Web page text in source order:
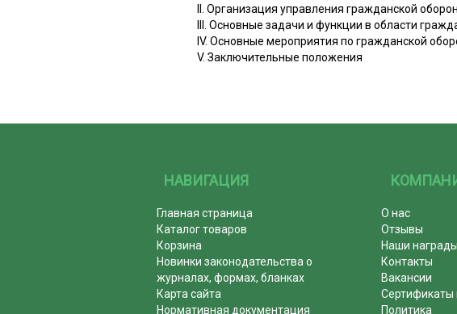
II. Организация управления гражданской
III. Основные задачи и функции в области
IV. Основные мероприятия по гражданской
V. Заключительные положения
НАВИГАЦИЯ
Главная страница
Каталог товаров
Корзина
Новинки законодательства о
журналах, формах, бланках
Карта сайта
Нормативная документация
О нас
Отзывы
Наши награды
Контакты
Вакансии
Сертификаты
Политика